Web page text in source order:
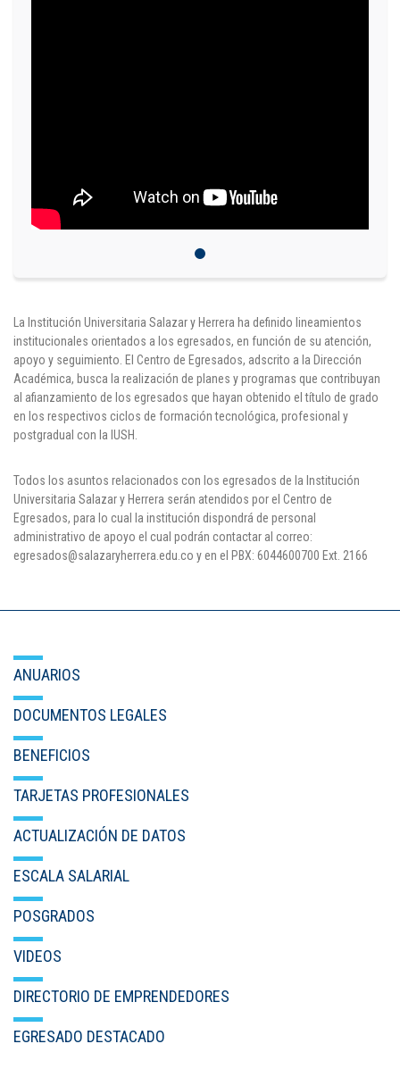
La Institución Universitaria Salazar y Herrera ha definido lineamientos
institucionales orientados a los egresados, en función de su atención,
apoyo y seguimiento. El Centro de Egresados, adscrito a la Dirección
Académica, busca la realización de planes y programas que contribuyan
al afianzamiento de los egresados que hayan obtenido el título de grado
en los respectivos ciclos de formación tecnológica, profesional y
postgradual con la IUSH.
Todos los asuntos relacionados con los egresados de la Institución
Universitaria Salazar y Herrera serán atendidos por el Centro de
Egresados, para lo cual la institución dispondrá de personal
administrativo de apoyo el cual podrán contactar al correo:
egresados@salazaryherrera.edu.co y en el PBX: 6044600700 Ext. 2166
ANUARIOS
DOCUMENTOS LEGALES
BENEFICIOS
TARJETAS PROFESIONALES
ACTUALIZACIÓN DE DATOS
ESCALA SALARIAL
POSGRADOS
VIDEOS
DIRECTORIO DE EMPRENDEDORES
EGRESADO DESTACADO
Comunícate con nosotros
Campus Estadio: CR 70 # 52-49
Medellín - Colombia - Suramérica
Inscripciones permanentes
Denuncia de Corrupción y Sobornos